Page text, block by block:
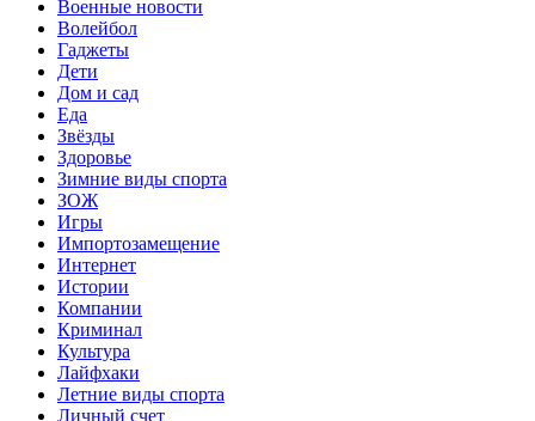
Военные новости
Волейбол
Гаджеты
Дети
Дом и сад
Еда
Звёзды
Здоровье
Зимние виды спорта
ЗОЖ
Игры
Импортозамещение
Интернет
Истории
Компании
Криминал
Культура
Лайфхаки
Летние виды спорта
Личный счет